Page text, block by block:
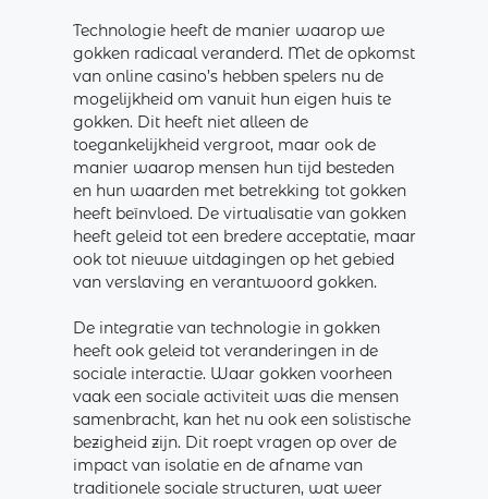
Technologie heeft de manier waarop we
gokken radicaal veranderd. Met de opkomst
van online casino’s hebben spelers nu de
mogelijkheid om vanuit hun eigen huis te
gokken. Dit heeft niet alleen de
toegankelijkheid vergroot, maar ook de
manier waarop mensen hun tijd besteden
en hun waarden met betrekking tot gokken
heeft beïnvloed. De virtualisatie van gokken
heeft geleid tot een bredere acceptatie, maar
ook tot nieuwe uitdagingen op het gebied
van verslaving en verantwoord gokken.
De integratie van technologie in gokken
heeft ook geleid tot veranderingen in de
sociale interactie. Waar gokken voorheen
vaak een sociale activiteit was die mensen
samenbracht, kan het nu ook een solistische
bezigheid zijn. Dit roept vragen op over de
impact van isolatie en de afname van
traditionele sociale structuren, wat weer